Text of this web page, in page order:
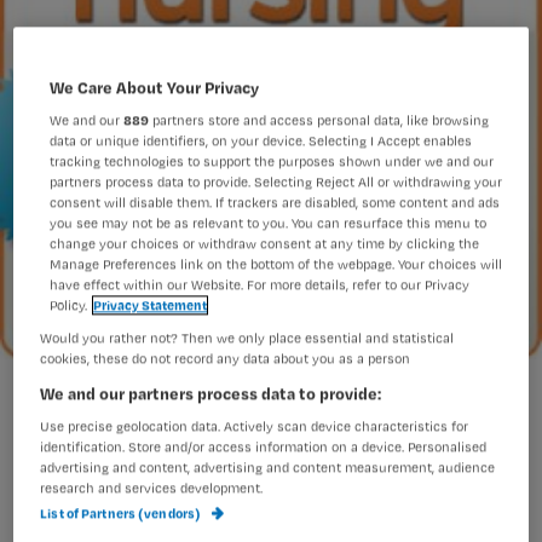
Win een driegangendiner voor twee met jouw abonneenummer
Nursing verloot iedere maand
prachtige prijzen onder haar vaste
We Care About Your Privacy
We and our889 partners store and access personal data, like browsing
data or unique identifiers, on your device. Selecting I Accept enables
tracking technologies to support the purposes shown under we and our
partners process data to provide. Selecting Reject All or withdrawing your
consent will disable them. If trackers are disabled, some content and ads
you see may not be as relevant to you. You can resurface this menu to
change your choices or withdraw consent at any time by clicking the
Manage Preferences link on the bottom of the webpage. Your choices will
have effect within our Website. For more details, refer to our Privacy
Policy. Privacy Statement
Would you rather not? Then we only place essential and statistical
cookies, these do not record any data about you as a person
We and our partners process data to provide:
Use precise geolocation data. Actively scan device characteristics for
identification. Store and/or access information on a device. Personalised
advertising and content, advertising and content measurement, audience
research and services development.
List of Partners (vendors)